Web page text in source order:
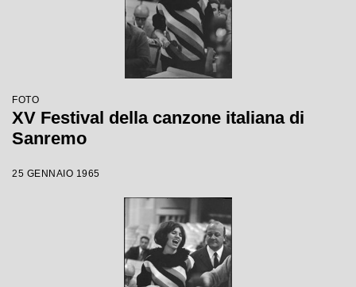
FOTO
XV Festival della canzone italiana di
Sanremo
25 GENNAIO 1965